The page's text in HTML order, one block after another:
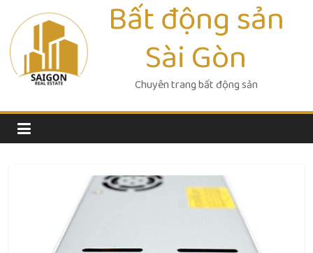
content
Bất động sản
Sài Gòn
Chuyên trang bất động sản